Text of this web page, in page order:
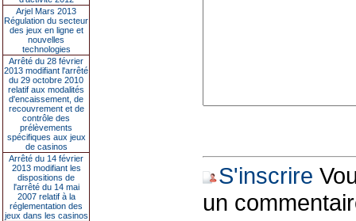
Arjel Mars 2013
Régulation du secteur
des jeux en ligne et
nouvelles
technologies
Arrêté du 28 février
2013 modifiant l'arrêté
du 29 octobre 2010
relatif aux modalités
d'encaissement, de
recouvrement et de
contrôle des
prélèvements
spécifiques aux jeux
de casinos
Arrêté du 14 février
2013 modifiant les
dispositions de
l'arrêté du 14 mai
2007 relatif à la
réglementation des
jeux dans les casinos
S'inscrire
un